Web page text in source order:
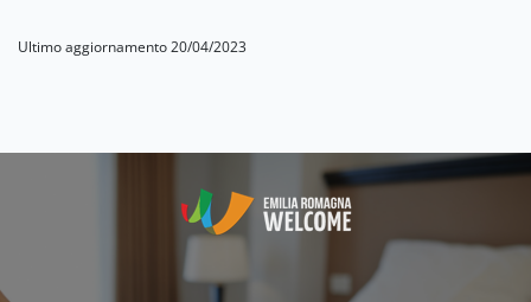
Ultimo aggiornamento 20/04/2023